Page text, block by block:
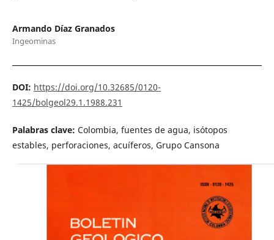
Armando Díaz Granados
Ingeominas
DOI: https://doi.org/10.32685/0120-
1425/bolgeol29.1.1988.231
Palabras clave: Colombia, fuentes de agua, isótopos
estables, perforaciones, acuíferos, Grupo Cansona